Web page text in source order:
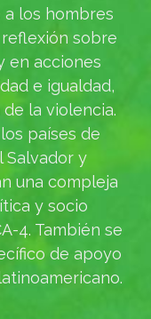
los hombres
sobre
en acciones
e igualdad,
la violencia.
países de
Salvador y
una compleja
y socio
4. También se
de apoyo